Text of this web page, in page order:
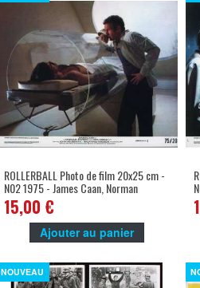
ROLLERBALL Photo de film 20x25 cm -
N02 1975 - James Caan, Norman
Jewinson
15,00 €
Ajouter au panier
NOUVEAU